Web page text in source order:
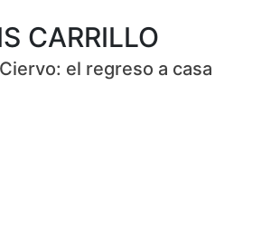
CARRILLO
el regreso a casa